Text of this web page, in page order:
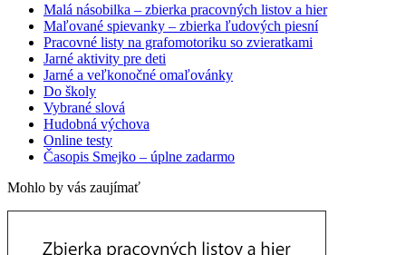
Malá násobilka – zbierka pracovných listov a hier
Maľované spievanky – zbierka ľudových piesní
Pracovné listy na grafomotoriku so zvieratkami
Jarné aktivity pre deti
Jarné a veľkonočné omaľovánky
Do školy
Vybrané slová
Hudobná výchova
Online testy
Časopis Smejko – úplne zadarmo
Mohlo by vás zaujímať